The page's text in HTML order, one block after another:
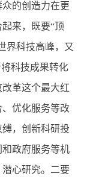
的创造力在更
来，既要“顶
界科技高峰，又
科技成果转化
革这个最大红
优化服务等改
，创新科研投
政府服务等机
心研究。二要